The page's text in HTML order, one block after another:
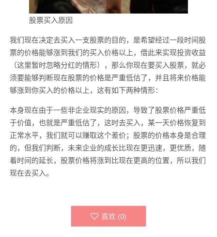
股票买入原因
我们现在决定去买入一支股票的目的，是希望经过一段时间股
票的价格能够涨到我们的买入价格以上，借此来实现投资收益
（这里暂时忽略分红的情形），那么你现在要买入股票，就必
须要能够判断现在股票的价格是严重低估了，并且将来价格能
够涨到你买入的价格以上，这有如下两种情形：
本身现在由于一些非企业现实的原因，导致了股票价格严重低
于价值，也就是严重低估了，这时去买入，某一天价格恢复到
正常水平，我们就可以赚取这个差价；股票的价格本身是合理
的，但我们判断，未来企业的成长比现在更迅速，更优质，随
着时间的延长，股票价格将涨到比现在更高的位置，所以我们
现在去买入。
喜欢 (0)